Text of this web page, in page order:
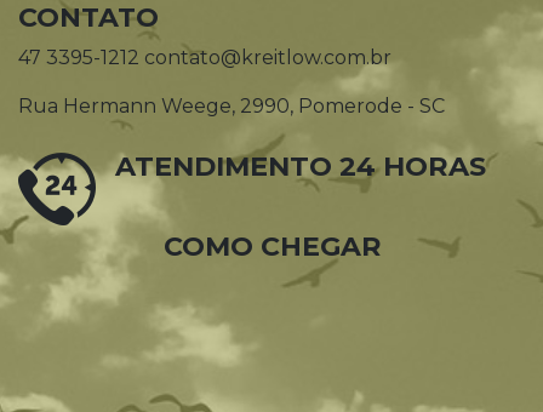
CONTATO
47 3395-1212 contato@kreitlow.com.br
Rua Hermann Weege, 2990, Pomerode - SC
ATENDIMENTO 24 HORAS
COMO CHEGAR